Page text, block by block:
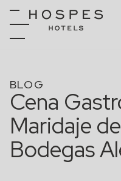
BLOG
Cena
Maridaje
Bodegas